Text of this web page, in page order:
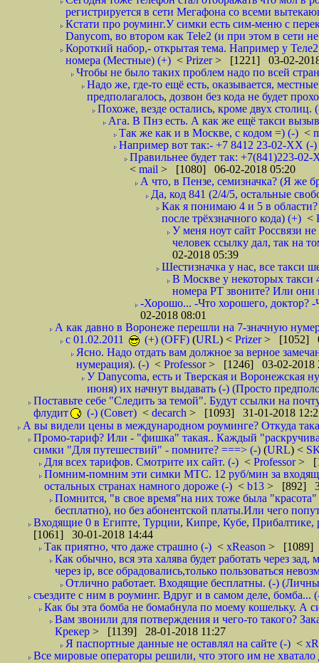
регистрируется в сети Мегафона со всеми
Кстати про роуминг.У симки есть сим-меню с
Danycom, во втором как Tele2 (и при этом в сети
Короткий набор,- открытая тема. Например у
номера (Местные) (+) < Prizer> [1221] 03-02-
Чтобы не было таких проблем надо по всей
Надо же, где-то ещё есть, оказывается,
предполагалось, дозвон без кода не будет
Похоже, везде остались, кроме двух
Ага. В Пнз есть. А как же ещё такси
Так же как и в Москве, с кодом =) (-) <
Например вот так:- +7 8412 23-02-ХХ (-
Правильнее будет так: +7(841)223-
< mail > [1080] 06-02-2018 05:20
А что, в Пензе, семизначка? (Я же
Да, код 841 (2/4/5, остальные
Как я понимаю 4 и 5 в
после трёхзначного кода) (+) <
У меня ноут сайт Россвязи
человек ссылку дал, так на
02-2018 05:39
Шестизначка у нас, все такси
В Москве у некоторых такси
номера РТ звоните? Или они
-Хорошо... -Что хорошего, доктор?
02-2018 08:01
А как давно в Воронеже перешли на 7-значную
с 01.02.2011
(+) (OFF) (URL) < Prizer> [1052]
Ясно. Надо отдать вам должное за верное
нумерация). (-) < Professor> [1246] 03-02-2018
У Danycoma, есть и Тверская и Воронежская
июня) их начнут выдавать (-) (Просто
Поставьте себе "Следить за темой". Будут ссылки на
флудит
(-) (Совет) < decarch > [1093] 31-01-2018
А вы видели цены в международном роуминге? Откуда
Промо-тариф? Или - "фишка" такая.. Каждый
симки "Для путешествий" - помните? ===> (-) (URL) <
Для всех тарифов. Смотрите их сайт. (-) < Professor>
Помним-помним эти симки МТС. 12 руб/мин за
остальных странах намного дороже (-) < b13 > [892]
Помнится, "в свое время"на них тоже была
бесплатно), но без абонентской платы.Или чего
Входящие 0 в Египте, Турции, Кипре, Кубе,
[1061] 30-01-2018 14:44
Так приятно, что даже страшно (-) < xReason > [1089]
Как обычно, вся эта халява будет работать через
через ip, все обрадовались,только пользоваться
Отлично работает. Входящие бесплатны. (-)
съездите с ним в роуминг. Вдруг и в самом деле, бомба...
Как бы эта бомба не бомабнула по моему кошельку. А
Вам звонили для потверждения и чего-то такого?
Крекер > [1139] 28-01-2018 11:27
Я паспортные данные не оставлял на сайте (-) <
Все мировые операторы решили, что этого им не